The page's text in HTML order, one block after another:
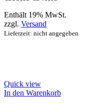
Enthält 19% MwSt.
zzgl. Versand
Lieferzeit: nicht angegeben
Quick view
In den Warenkorb